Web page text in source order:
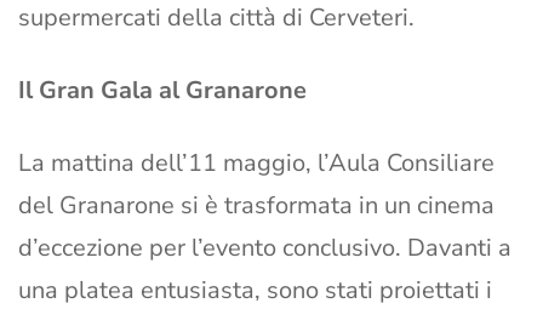
supermercati della città di Cerveteri.
Il Gran Gala al Granarone
La mattina dell’11 maggio, l’Aula Consiliare
del Granarone si è trasformata in un cinema
d’eccezione per l’evento conclusivo. Davanti a
una platea entusiasta, sono stati proiettati i